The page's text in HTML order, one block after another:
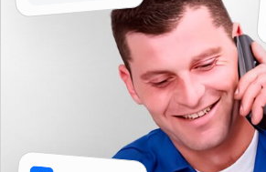
продать товар даже в нерабочее время, и ещё
приятно порадовала цена, она была как
минимум дешевле на три тысячи чем у
ближайших продавцов аналогичного товара, так
что эмоции отзывы и пожелания только
положительные, всему рекомендую к